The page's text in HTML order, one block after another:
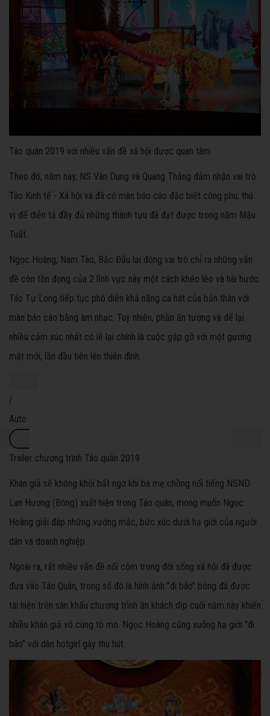
Táo quân 2019 với nhiều vấn đề xã hội được quan tâm
Theo đó, năm nay, NS Vân Dung và Quang Thắng đảm nhận vai trò
Táo Kinh tế - Xã hội và đã có màn báo cáo đặc biệt công phu, thú
vị để diễn tả đầy đủ những thành tựu đã đạt được trong năm Mậu
Tuất.
Ngọc Hoàng, Nam Tào, Bắc Đẩu lại đóng vai trò chỉ ra những vấn
đề còn tồn đọng của 2 lĩnh vực này một cách khéo léo và hài hước.
Táo Tự Long tiếp tục phô diễn khả năng ca hát của bản thân với
màn báo cáo bằng âm nhạc. Tuy nhiên, phần ấn tượng và để lại
nhiều cảm xúc nhất có lẽ lại chính là cuộc gặp gỡ với một gương
mặt mới, lần đầu tiên lên thiên đình.
Current
Time0:00
/
Duration0:45
Auto
Trailer chương trình Táo quân 2019
Khán giả sẽ không khỏi bất ngờ khi bà mẹ chồng nổi tiếng NSND
Lan Hương (Bông) xuất hiện trong Táo quân, mong muốn Ngọc
Hoàng giải đáp những vướng mắc, bức xúc dưới hạ giới của người
dân và doanh nghiệp.
Ngoài ra, rất nhiều vấn đề nổi cộm trong đời sống xã hội đã được
đưa vào Táo Quân, trong số đó là hình ảnh "đi bão" bóng đá được
tái hiện trên sân khấu chương trình ăn khách dịp cuối năm này khiến
nhiều khán giả vô cùng tò mò. Ngọc Hoàng cũng xuống hạ giới "đi
bão" với dàn hotgirl gây thu hút.